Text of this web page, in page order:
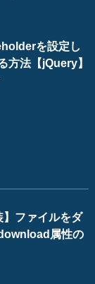
を設定し
方法【jQuery】
】ファイルをダ
属性の